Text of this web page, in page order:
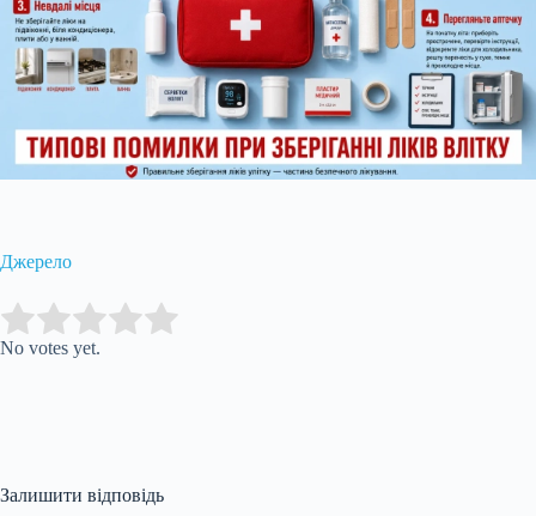
Джерело
Rate this item:
No votes yet.
Залишити відповідь